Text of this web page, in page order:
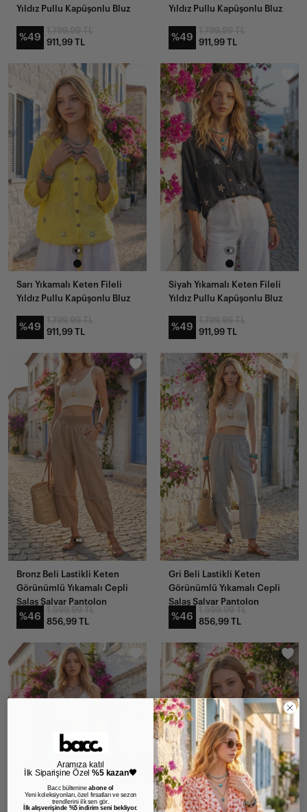
Yıldız Pullu Kapüşonlu Bluz
%49
911,99 TL
Yıldız Pullu Kapüşonlu Bluz
%49
911,99 TL
Sarı Yıkamalı Keten Fileli
Yıldız Pullu Kapüşonlu Bluz
%49
911,99 TL
Siyah Yıkamalı Keten Fileli
Yıldız Pullu Kapüşonlu Bluz
%49
911,99 TL
Bronz Beli Lastikli Keten
Görünümlü Yıkamalı Cepli
Salaş Şalvar Pantolon
%46
856,99 TL
Gri Beli Lastikli Keten
Görünümlü Yıkamalı Cepli
Salaş Şalvar Pantolon
%46
856,99 TL
Aramıza katıl
İlk Siparişine Özel %5 kazan🖤
Bacc bültenineabone ol
Yeni koleksiyonları, özel fırsatları ve sezon
trendlerini ilk sen gör.
İlk alışverişinde %5 indirim seni bekliyor.